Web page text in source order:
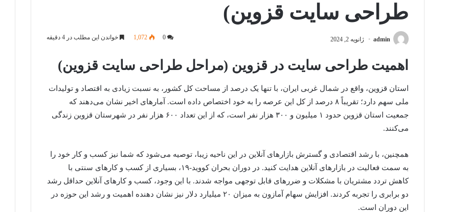
طراحی سایت قزوین)
admin ژانویه 2, 2024 1,072 خواندن این مطلب در 4 دقیقه
اهمیت طراحی سایت در قزوین (مراحل طراحی سایت قزوین)
استان قزوین، واقع در شمال غربی ایران، با تنها یک درصد از مساحت کل کشور، به نسبت زیادی به اقتصاد و تولیدات
ملی سهم دارد؛ تقریباً ۸ درصد از کل این عرصه را به خود اختصاص داده است. آمارهای اخیر نشان می‌دهند که
جمعیت استان قزوین حدود ۱ میلیون و ۳۰۰ هزار نفر است، که از این تعداد ۶۰۰ هزار نفر در شهرستان قزوین زندگی
می‌کنند.
همچنین، با رشد اقتصادی و گسترش بازارهای آنلاین در این ناحیه زیبا، توصیه می‌شود که شما نیز کسب و کار خود را
به سمت فعالیت در بازارهای آنلاین هدایت کنید. در دوران بحران کووید-۱۹، بسیاری از کسب و کارهای سنتی با
کاهش تردد مشتریان با مشکلات و ضررهای قابل توجهی مواجه شدند. با این وجود، کسب و کارهای آنلاین حداقل رشد
دو برابری را تجربه کردند. افزایش سهام آمازون به میزان ۲۰ میلیارد دلار نیز نشان دهنده اهمیت و رشد این حوزه در
این دوران است.